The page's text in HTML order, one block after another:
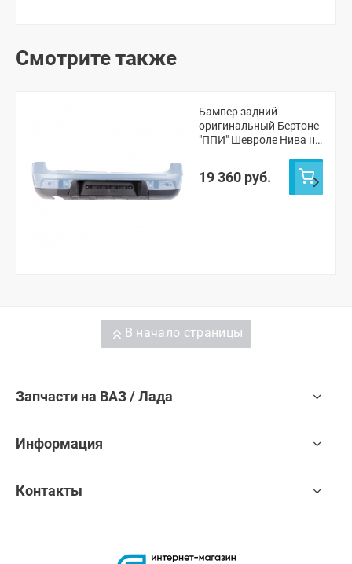
Смотрите также
Бампер задний
оригинальный Бертоне
"ППИ" Шевроле Нива н/
19 360 руб.
В начало страницы
Запчасти на ВАЗ / Лада
Информация
Контакты